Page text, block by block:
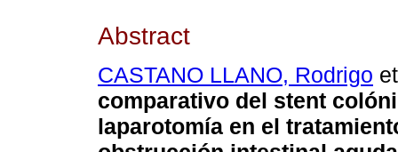
Abstract
CASTANO LLANO, Rodrigo
comparativo del stent
laparotomía en el